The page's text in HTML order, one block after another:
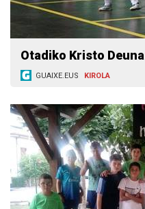
Otadiko Kristo
GUAIXE.EUS KIROLA